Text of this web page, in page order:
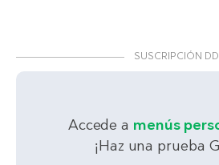
SUSCRIPCIÓN
Accede a menús
¡Haz una prueba